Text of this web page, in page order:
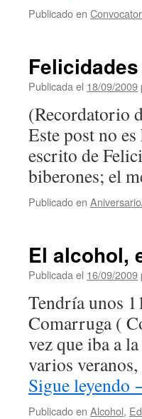
Publicado en
Felicidades
Publicada el 18/09/2009
(Recordatorio
Este post no
escrito de
biberones; el
Publicado en
El alcohol,
Publicada el 16/09/2009
Tendría unos
Comarruga (
vez que iba a
varios
Sigue leyendo
Publicado en Alcohol,